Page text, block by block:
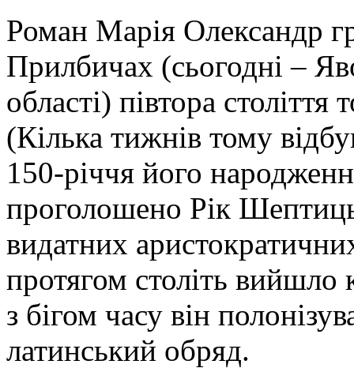
Роман Марія Олександр
Прилбичах (сьогодні –
області) півтора
(Кілька тижнів тому
150-річчя його
проголошено Рік
видатних
протягом століть вийшло
з бігом часу він
латинський обряд.